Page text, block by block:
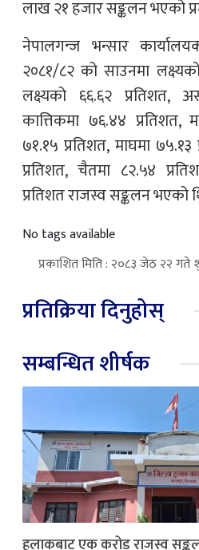
लाख २१ हजार सङ्कलन भएको
नेपालगन्ज भन्सार
२०८१/८२ को साउनमा
लक्ष्यको ६६.६२ प्रतिशत,
कात्तिकमा ७६.४४ प्रतिशत,
७१.१५ प्रतिशत, माघमा
प्रतिशत, चैतमा ८२.५४
प्रतिशत राजस्व सङ्कलन भएको
No tags available
प्रकाशित मिति : २०८३ जेठ २२ गते
प्रतिक्रिया दिनुहोस्
सम्बन्धित शीर्षक